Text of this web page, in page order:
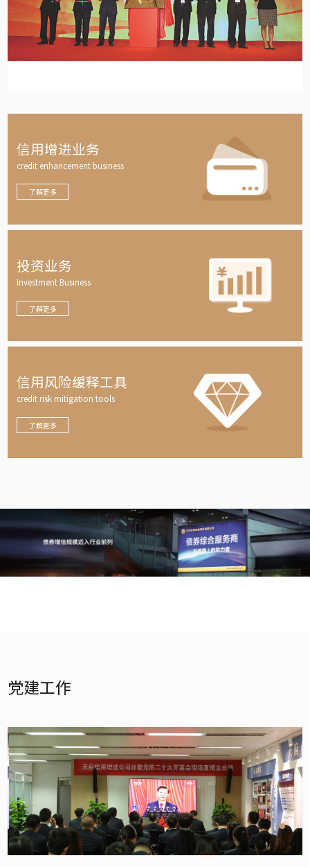
信用增进业务
credit enhancement business
了解更多
投资业务
Investment Business
了解更多
信用风险缓释工具
credit risk mitigation tools
了解更多
党建工作